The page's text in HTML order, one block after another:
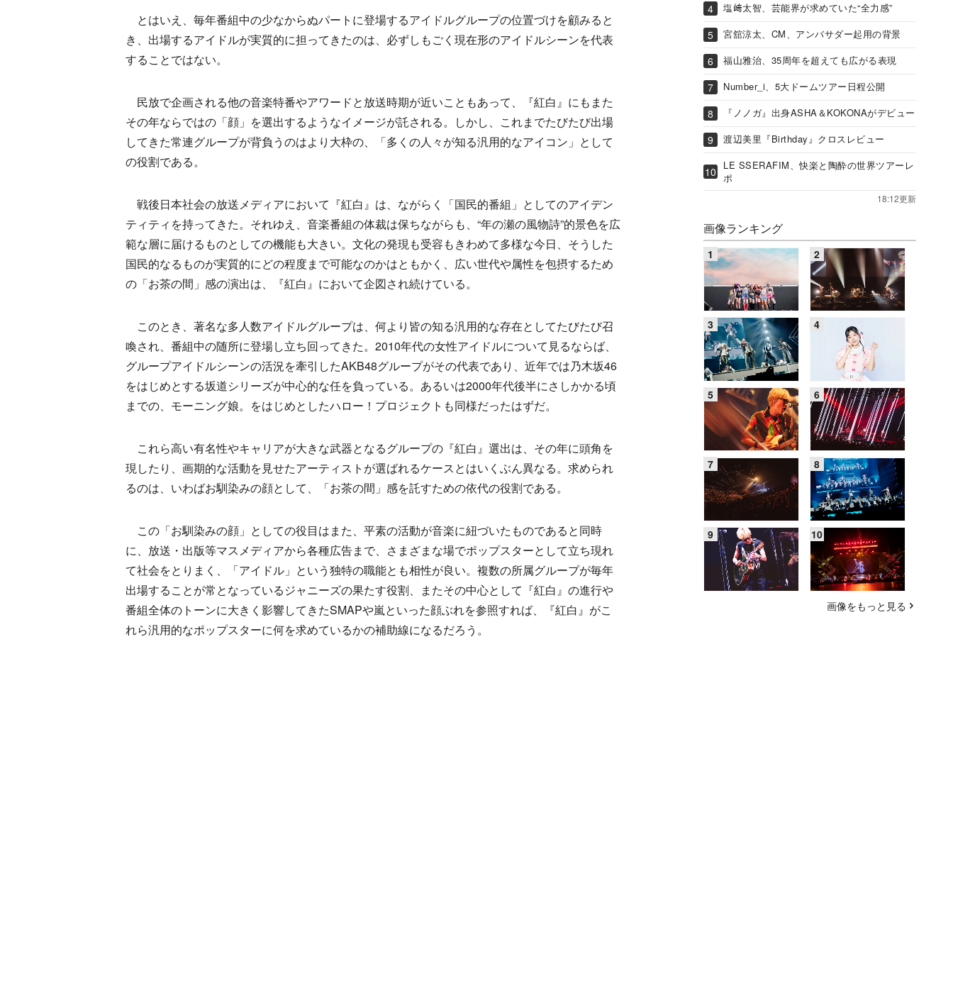
とはいえ、毎年番組中の少なからぬパートに登場するアイドルグループの位置づけを顧みると
き、出場するアイドルが実質的に担ってきたのは、必ずしもごく現在形のアイドルシーンを代表
することではない。
民放で企画される他の音楽特番やアワードと放送時期が近いこともあって、『紅白』にもまた
その年ならではの「顔」を選出するようなイメージが託される。しかし、これまでたびたび出場
してきた常連グループが背負うのはより大枠の、「多くの人々が知る汎用的なアイコン」として
の役割である。
戦後日本社会の放送メディアにおいて『紅白』は、ながらく「国民的番組」としてのアイデン
ティティを持ってきた。それゆえ、音楽番組の体裁は保ちながらも、“年の瀬の風物詩”的景色を広
範な層に届けるものとしての機能も大きい。文化の発現も受容もきわめて多様な今日、そうした
国民的なるものが実質的にどの程度まで可能なのかはともかく、広い世代や属性を包摂するため
の「お茶の間」感の演出は、『紅白』において企図され続けている。
このとき、著名な多人数アイドルグループは、何より皆の知る汎用的な存在としてたびたび召
喚され、番組中の随所に登場し立ち回ってきた。2010年代の女性アイドルについて見るならば、
グループアイドルシーンの活況を牽引したAKB48グループがその代表であり、近年では乃木坂46
をはじめとする坂道シリーズが中心的な任を負っている。あるいは2000年代後半にさしかかる頃
までの、モーニング娘。をはじめとしたハロー！プロジェクトも同様だったはずだ。
これら高い有名性やキャリアが大きな武器となるグループの『紅白』選出は、その年に頭角を
現したり、画期的な活動を見せたアーティストが選ばれるケースとはいくぶん異なる。求められ
るのは、いわばお馴染みの顔として、「お茶の間」感を託すための依代の役割である。
この「お馴染みの顔」としての役目はまた、平素の活動が音楽に紐づいたものであると同時
に、放送・出版等マスメディアから各種広告まで、さまざまな場でポップスターとして立ち現れ
て社会をとりまく、「アイドル」という独特の職能とも相性が良い。複数の所属グループが毎年
出場することが常となっているジャニーズの果たす役割、またその中心として『紅白』の進行や
番組全体のトーンに大きく影響してきたSMAPや嵐といった顔ぶれを参照すれば、『紅白』がこ
れら汎用的なポップスターに何を求めているかの補助線になるだろう。
塩﨑太智、芸能界が求めていた“全力感”
宮舘涼太、CM、アンバサダー起用の背景
福山雅治、35周年を超えても広がる表現
Number_i、5大ドームツアー日程公開
『ノノガ』出身ASHA＆KOKONAがデビュー
渡辺美里『Birthday』クロスレビュー
LE SSERAFIM、快楽と陶酔の世界ツアーレ
ポ
18:12更新
画像ランキング
画像をもっと見る